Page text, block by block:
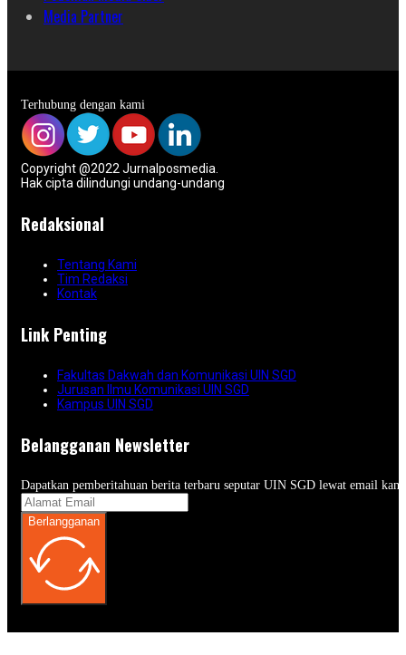
Media Partner
Terhubung dengan kami
Copyright @2022 Jurnalposmedia.
Hak cipta dilindungi undang-undang
Redaksional
Tentang Kami
Tim Redaksi
Kontak
Link Penting
Fakultas Dakwah dan Komunikasi UIN SGD
Jurusan Ilmu Komunikasi UIN SGD
Kampus UIN SGD
Belangganan Newsletter
Dapatkan pemberitahuan berita terbaru seputar UIN SGD lewat email
Berlangganan